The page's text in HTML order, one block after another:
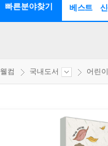
빠른분야찾기 베스트
웰컴 국내도서 어린이